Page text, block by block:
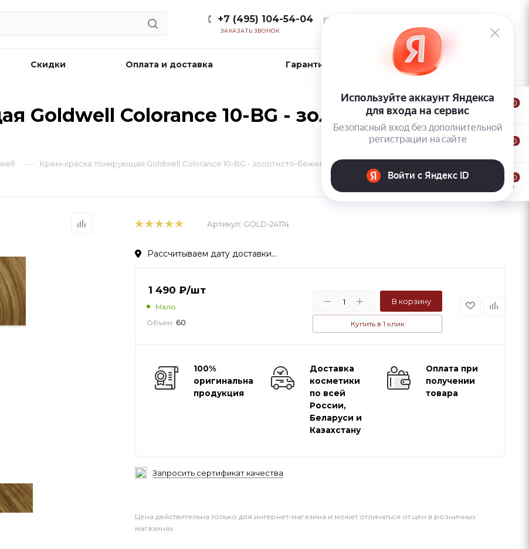
+7 (495) 104-54-04
ЗАКАЗАТЬ ЗВОНОК
Скидки Оплата и доставка Гарантии и возврат Контакты
Goldwell Colorance 10-BG - золотисто-
— Крем-краска тонирующая Goldwell Colorance 10-BG - золотисто-бежевый блондин
Артикул: GOLD-24174
Рассчитываем дату доставки...
1 490 ₽/шт
Мало
Объем: 60
В корзину
Купить в 1 клик
100%
оригинальная
продукция
Доставка
косметики
по всей
России,
Беларуси и
Казахстану
Оплата при
получении
товара
Запросить сертификат качества
Цена действительна только для интернет-магазина и может отличаться от цен в розничных
магазинах
0
0
0